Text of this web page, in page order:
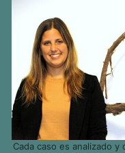
Cada caso es analizado